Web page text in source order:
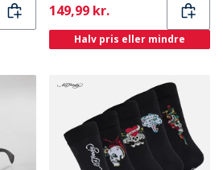
Current
149,99 kr.
Halv pris eller mindre